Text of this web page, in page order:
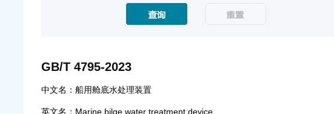
GB/T 4795-2023
中文名：船用舱底水处理装置
英文名：Marine bilge water treatment device